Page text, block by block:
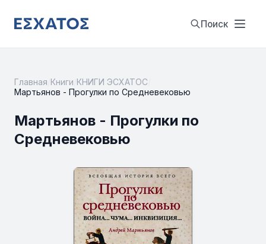
Поиск
Главная Книги КНИГИ ЭСХАТОС
Мартьянов - Прогулки по Средневековью
Мартьянов - Прогулки по
Средневековью